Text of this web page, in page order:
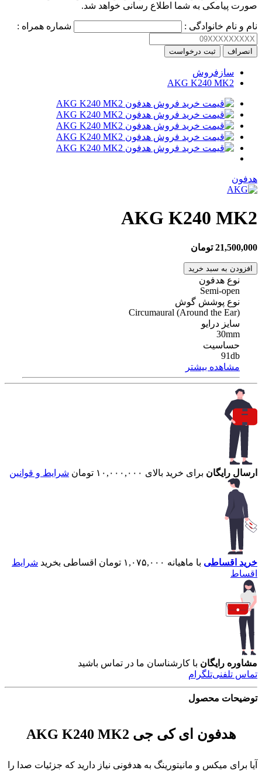
صورت پیامکی به شما اطلاع رسانی خواهد شد.
نام و نام خانوادگی : شماره همراه :
انصراف ثبت درخواست
سازفروش
AKG K240 MK2
هدفون
AKG K240 MK2
21,500,000 تومان
افزودن به سبد خرید
نوع هدفون
Semi-open
نوع پوشش گوش
Circumaural (Around the Ear)
سایز درایو
30mm
حساسیت
91db
مشاهده بیشتر
ارسال رایگان برای خرید بالای ۱۰,۰۰۰,۰۰۰ تومان شرایط و قوانین
خرید اقساطی با ماهیانه ۱,۰۷۵,۰۰۰ تومان اقساطی بخرید
شرایط
اقساط
مشاوره رایگان با کارشناسان ما در تماس باشید
تماس تلفنیتلگرام
توضیحات محصول
هدفون ای کی جی AKG K240 MK2
آیا برای میکس و مانیتورینگ به هدفونی نیاز دارید که جزئیات صدا را